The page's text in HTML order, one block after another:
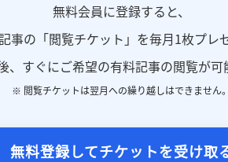
無料会員に登録すると、
事の「閲覧チケット」を毎月1枚プレ
、すぐにご希望の有料記事の閲覧が可
※ 閲覧チケットは翌月への繰り越しはできません。
無料登録してチケットを受け取